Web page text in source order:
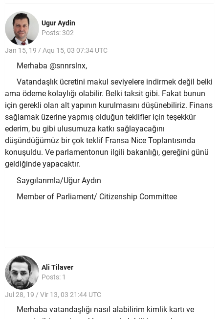
Ugur Aydin
Posts: 302
Jan 15, 19 / Aqu 15, 03 07:34 UTC
Merhaba @snnrslnx,
Vatandaşlık ücretini makul seviyelere indirmek değil belki
ama ödeme kolaylığı olabilir. Belki taksit gibi. Fakat bunun
için gerekli olan alt yapının kurulmasını düşünebiliriz. Finans
sağlamak üzerine yapmış olduğun teklifler için teşekkür
ederim, bu gibi ulusumuza katkı sağlayacağını
düşündüğümüz bir çok teklif Fransa Nice Toplantısında
konuşuldu. Ve parlamentonun ilgili bakanlığı, gereğini günü
geldiğinde yapacaktır.
Saygılarımla/Uğur Aydın
Member of Parliament/ Citizenship Committee
Ali Tilaver
Posts: 1
Jul 28, 19 / Vir 13, 03 21:44 UTC
Merhaba vatandaşlığı nasıl alabilirim kimlik kartı ve